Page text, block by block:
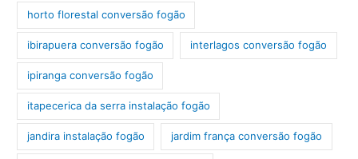
horto florestal conversão fogão
ibirapuera conversão fogão interlagos conversão fogão
ipiranga conversão fogão
itapecerica da serra instalação fogão
jandira instalação fogão jardim frança conversão fogão